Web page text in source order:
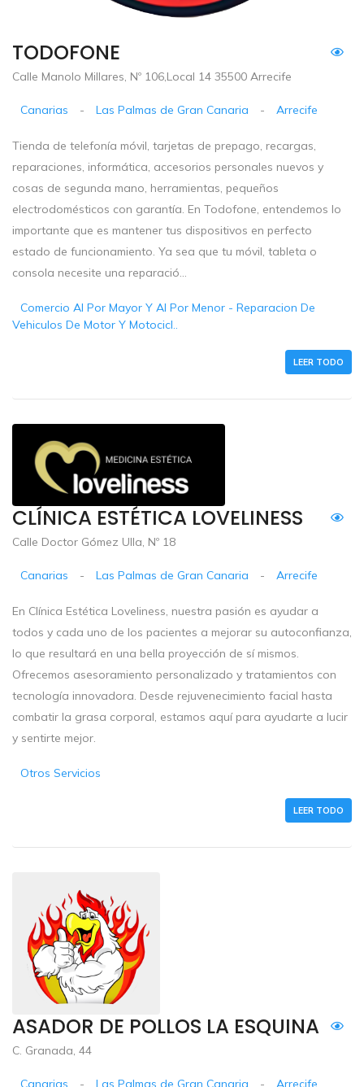
TODOFONE
Calle Manolo Millares, Nº 106,Local 14 35500 Arrecife
Canarias - Las Palmas de Gran Canaria - Arrecife
Tienda de telefonía móvil, tarjetas de prepago, recargas,
reparaciones, informática, accesorios personales nuevos y
cosas de segunda mano, herramientas, pequeños
electrodomésticos con garantía. En Todofone, entendemos lo
importante que es mantener tus dispositivos en perfecto
estado de funcionamiento. Ya sea que tu móvil, tableta o
consola necesite una reparació...
Comercio Al Por Mayor Y Al Por Menor - Reparacion De
Vehiculos De Motor Y Motocicl..
LEER TODO
CLÍNICA ESTÉTICA LOVELINESS
Calle Doctor Gómez Ulla, Nº 18
Canarias - Las Palmas de Gran Canaria - Arrecife
En Clínica Estética Loveliness, nuestra pasión es ayudar a
todos y cada uno de los pacientes a mejorar su autoconfianza,
lo que resultará en una bella proyección de sí mismos.
Ofrecemos asesoramiento personalizado y tratamientos con
tecnología innovadora. Desde rejuvenecimiento facial hasta
combatir la grasa corporal, estamos aquí para ayudarte a lucir
y sentirte mejor.
Otros Servicios
LEER TODO
ASADOR DE POLLOS LA ESQUINA
C. Granada, 44
Canarias - Las Palmas de Gran Canaria - Arrecife